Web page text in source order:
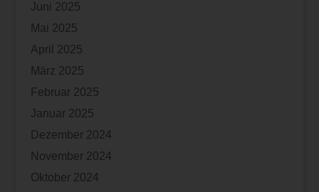
Juni 2025
Mai 2025
April 2025
März 2025
Februar 2025
Januar 2025
Dezember 2024
November 2024
Oktober 2024